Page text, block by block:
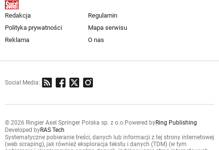
Redakcja
Regulamin
Polityka prywatności
Mapa serwisu
Reklama
O nas
Social Media:
© 2026 Ringier Axel Springer Polska sp. z o.o. Powered byRing Publishing
Developed byRAS Tech
Systematyczne pobieranie treści, danych lub informacji z tej strony internetowej
(web scraping), jak również eksploracja tekstu i danych (TDM) (w tym